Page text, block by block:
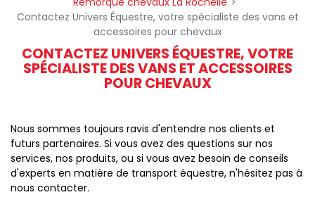
Contactez Univers Équestre, votre spécialiste des vans et
accessoires pour chevaux
CONTACTEZ UNIVERS ÉQUESTRE, VOTRE
SPÉCIALISTE DES VANS ET ACCESSOIRES
POUR CHEVAUX
Nous sommes toujours ravis d'entendre nos clients et
futurs partenaires. Si vous avez des questions sur nos
services, nos produits, ou si vous avez besoin de conseils
d'experts en matière de transport équestre, n'hésitez pas à
nous contacter.